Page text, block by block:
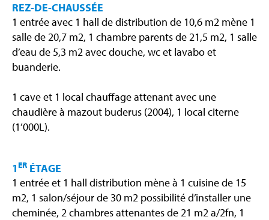
REZ-DE-CHAUSSÉE
1 entrée avec 1 hall de distribution de 10,6 m2 mène 1
salle de 20,7 m2, 1 chambre parents de 21,5 m2, 1 salle
d’eau de 5,3 m2 avec douche, wc et lavabo et
buanderie.
1 cave et 1 local chauffage attenant avec une
chaudière à mazout buderus (2004), 1 local citerne
(1’000L).
1 ER ÉTAGE
1 entrée et 1 hall distribution mène à 1 cuisine de 15
m2, 1 salon/séjour de 30 m2 possibilité d’installer une
cheminée, 2 chambres attenantes de 21 m2 a/2fn, 1